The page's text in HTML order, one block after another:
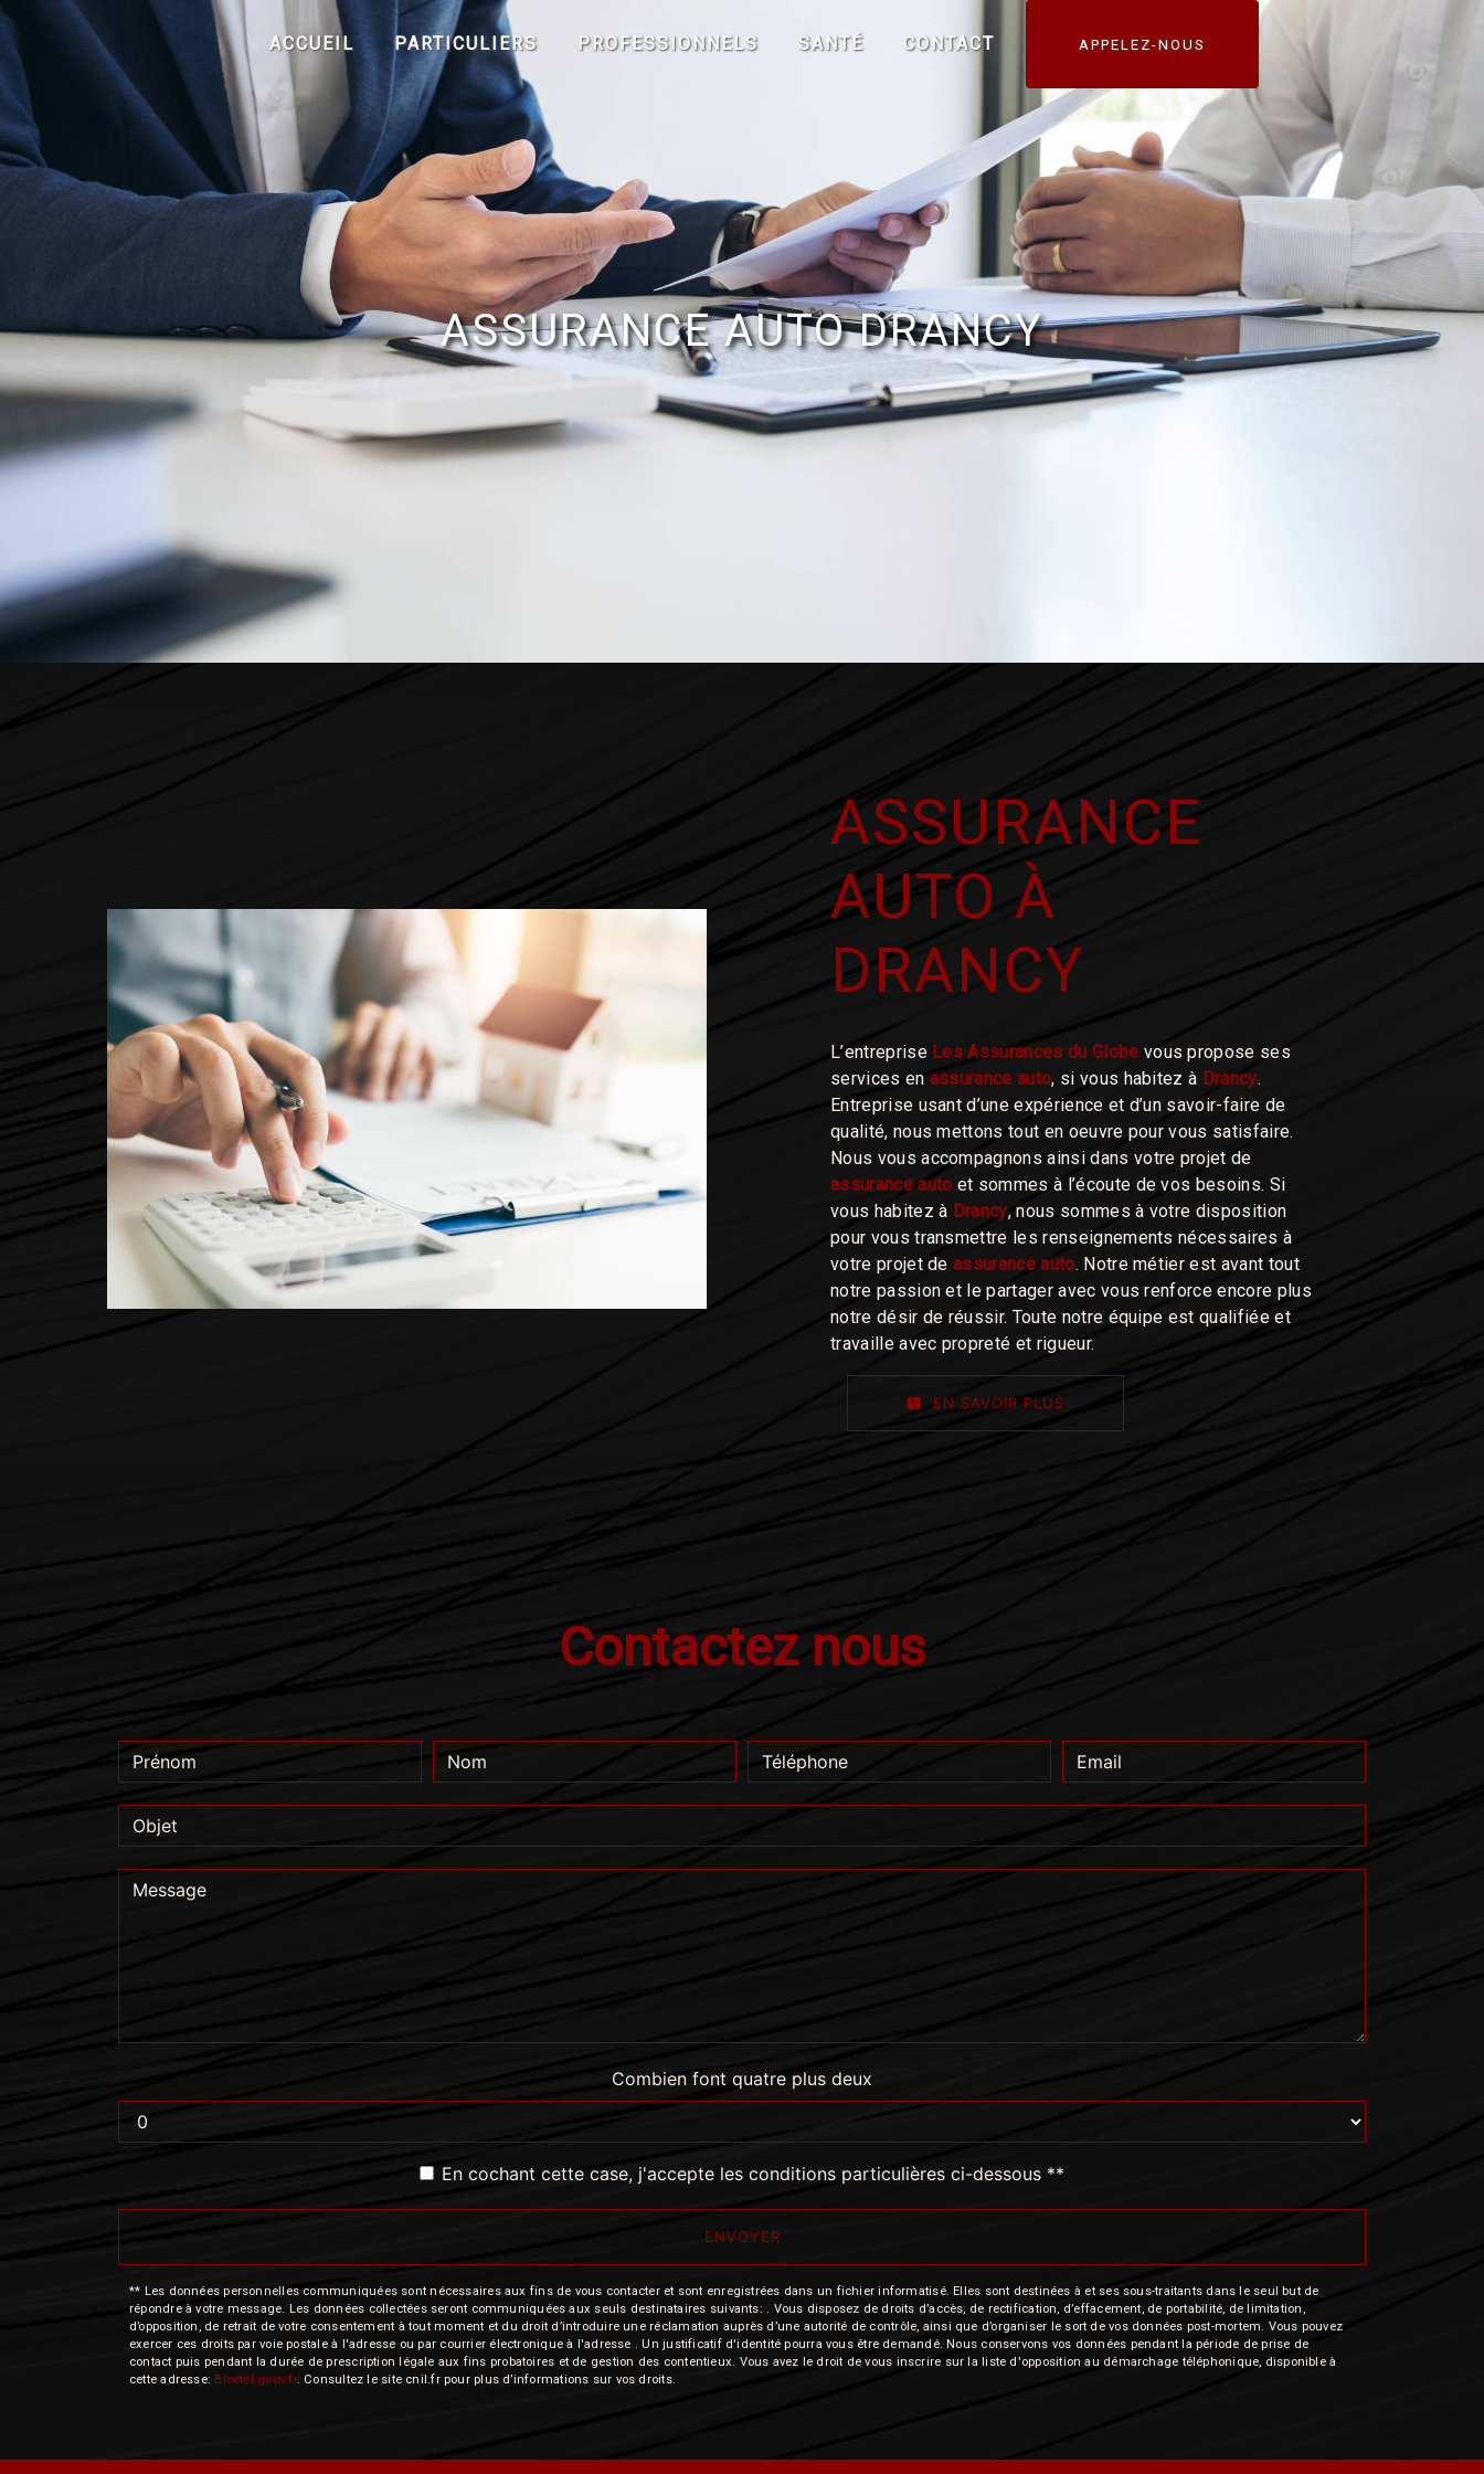
ACCUEIL PARTICULIERS PROFESSIONNELS SANTÉ CONTACT APPELEZ-NOUS
ASSURANCE AUTO DRANCY
ASSURANCE
AUTO À
DRANCY
L’entreprise Les Assurances du Globe vous propose ses
services en assurance auto, si vous habitez à Drancy.
Entreprise usant d’une expérience et d’un savoir-faire de
qualité, nous mettons tout en oeuvre pour vous satisfaire.
Nous vous accompagnons ainsi dans votre projet de
assurance auto et sommes à l’écoute de vos besoins. Si
vous habitez à Drancy, nous sommes à votre disposition
pour vous transmettre les renseignements nécessaires à
votre projet deassurance auto. Notre métier est avant tout
notre passion et le partager avec vous renforce encore plus
notre désir de réussir. Toute notre équipe est qualifiée et
travaille avec propreté et rigueur.
EN SAVOIR PLUS
Contactez nous
Combien font quatre plus deux
En cochant cette case, j'accepte les conditions particulières ci-dessous **
ENVOYER
** Les données personnelles communiquées sont nécessaires aux fins de vous contacter et sont enregistrées dans un fichier informatisé. Elles sont destinées à et ses sous-traitants dans le seul but de
répondre à votre message. Les données collectées seront communiquées aux seuls destinataires suivants: . Vous disposez de droits d’accès, de rectification, d’effacement, de portabilité, de limitation,
d’opposition, de retrait de votre consentement à tout moment et du droit d’introduire une réclamation auprès d’une autorité de contrôle, ainsi que d’organiser le sort de vos données post-mortem. Vous pouvez
exercer ces droits par voie postale à l'adresse ou par courrier électronique à l'adresse . Un justificatif d'identité pourra vous être demandé. Nous conservons vos données pendant la période de prise de
contact puis pendant la durée de prescription légale aux fins probatoires et de gestion des contentieux. Vous avez le droit de vous inscrire sur la liste d'opposition au démarchage téléphonique, disponible à
cette adresse: Bloctel.gouv.fr. Consultez le site cnil.fr pour plus d’informations sur vos droits.
Panneau de gestion des cookies